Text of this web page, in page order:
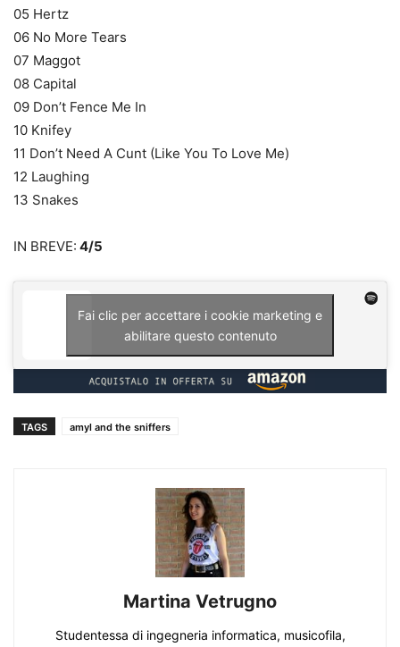
05 Hertz
06 No More Tears
07 Maggot
08 Capital
09 Don’t Fence Me In
10 Knifey
11 Don’t Need A Cunt (Like You To Love Me)
12 Laughing
13 Snakes
IN BREVE: 4/5
Fai clic per accettare i cookie marketing e
abilitare questo contenuto
TAGS amyl and the sniffers
Martina Vetrugno
Studentessa di ingegneria informatica, musicofila,